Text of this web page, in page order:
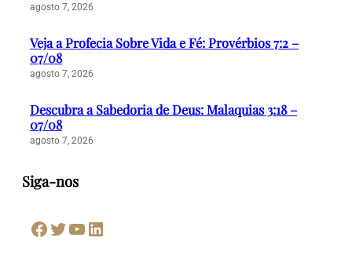
agosto 7, 2026
Veja a Profecia Sobre Vida e Fé: Provérbios 7:2 –
07/08
agosto 7, 2026
Descubra a Sabedoria de Deus: Malaquias 3:18 –
07/08
agosto 7, 2026
Siga-nos
Facebook Twitter Youtube LinkedIn